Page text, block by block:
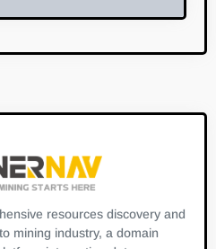
resources discovery and
mining industry, a domain